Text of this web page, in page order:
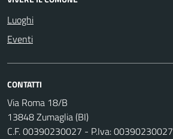
Luoghi
Eventi
CONTATTI
Via Roma 18/B
13848 Zumaglia (BI)
C.F. 00390230027 - P.Iva: 00390230027